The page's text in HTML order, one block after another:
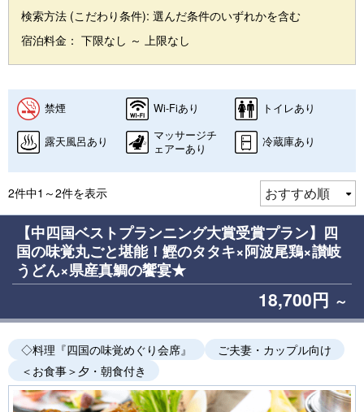
検索方法 (こだわり条件): 選んだ条件のいずれかを含む
宿泊料金： 下限なし ～ 上限なし
禁煙 Wi-Fiあり トイレあり
露天風呂あり
マッサージチ
ェアーあり
冷蔵庫あり
2件中1～2件を表示
【中四国ベストプランニング大賞受賞プラン】四
国の味覚丸ごと堪能！鰹のタタキ×阿波尾鶏×讃岐
うどん×県産真鯛の饗宴★
18,700円 ～
◇料理『四国の味覚めぐり会席』
ご夫妻・カップル向け
＜お食事＞夕・朝食付き